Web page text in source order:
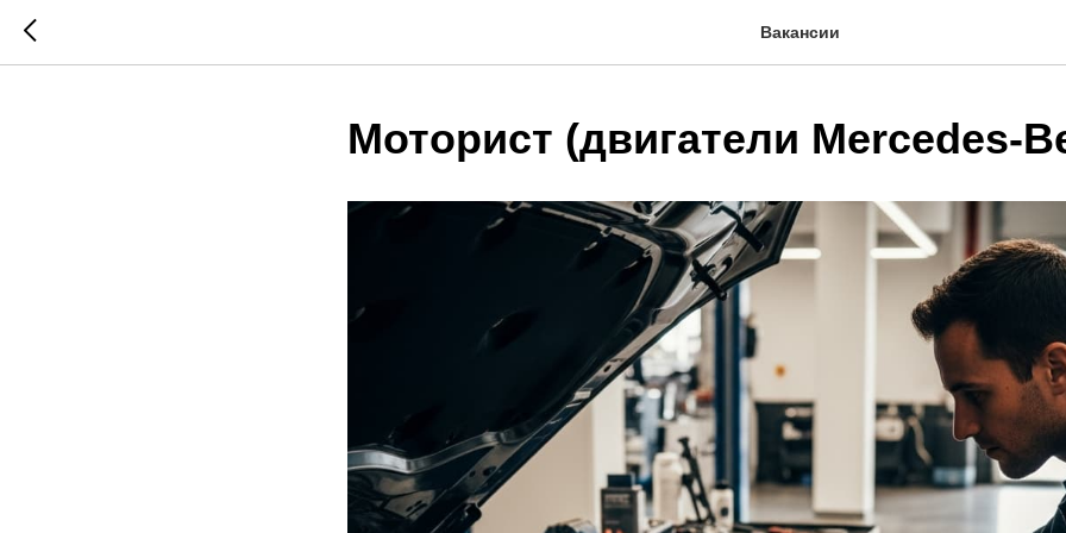
Вакансии
Моторист (двигатели Mercedes-